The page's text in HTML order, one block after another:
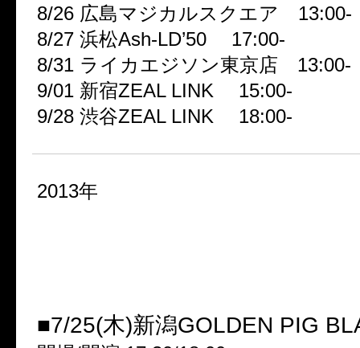
8/26 広島マジカルスクエア 13:00-
8/27 浜松Ash-LD’50 17:00-
8/31 ライカエジソン東京店 13:00-
9/01 新宿ZEAL LINK 15:00-
9/28 渋谷ZEAL LINK 18:00-
2013年
■7/25(木)新潟GOLDEN PIG